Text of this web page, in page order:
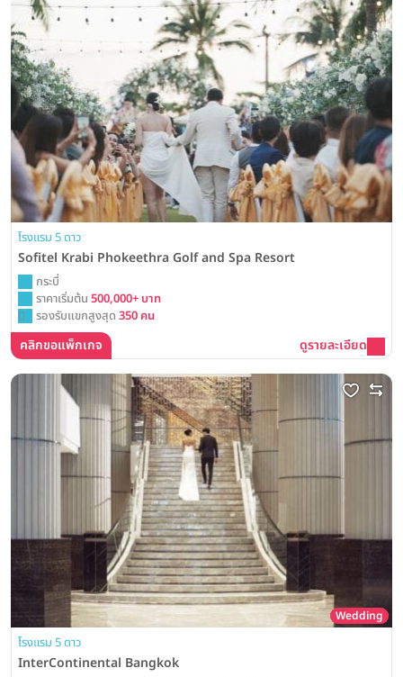
โรงแรม 5 ดาว
Sofitel Krabi Phokeethra Golf and Spa Resort
กระบี่
ราคาเริ่มต้น 500,000+ บาท
รองรับแขกสูงสุด 350 คน
คลิกขอแพ็กเกจ ดูรายละเอียด
Wedding
โรงแรม 5 ดาว
InterContinental Bangkok